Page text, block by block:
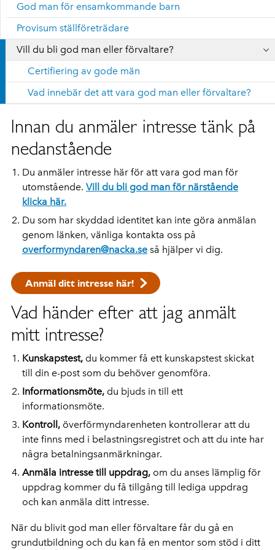
God man för ensamkommande barn
Provisum ställföreträdare
Vill du bli god man eller förvaltare?
Certifiering av gode män
Vad innebär det att vara god man eller förvaltare?
Innan du anmäler intresse tänk på
nedanstående
Du anmäler intresse här för att vara god man för
utomstående. Vill du bli god man för närstående
klicka här.
Du som har skyddad identitet kan inte göra anmälan
genom länken, vänliga kontakta oss på
overformyndaren@nacka.se så hjälper vi dig.
Anmäl ditt intresse här!
Vad händer efter att jag anmält
mitt intresse?
Kunskapstest, du kommer få ett kunskapstest skickat
till din e-post som du behöver genomföra.
Informationsmöte, du bjuds in till ett
informationsmöte.
Kontroll, överförmyndarenheten kontrollerar att du
inte finns med i belastningsregistret och att du inte har
några betalningsanmärkningar.
Anmäla intresse till uppdrag, om du anses lämplig för
uppdrag kommer du få tillgång till lediga uppdrag
och kan anmäla ditt intresse.
När du blivit god man eller förvaltare får du gå en
grundutbildning och du kan få en mentor som stöd i ditt